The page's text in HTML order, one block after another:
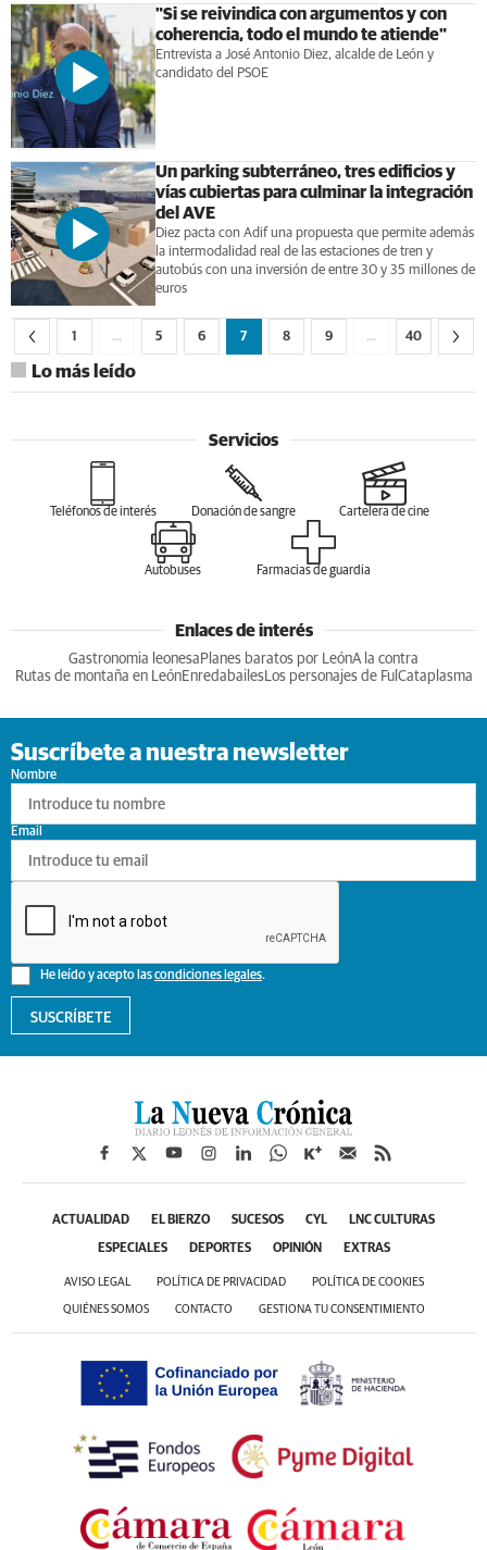
"Si se reivindica con argumentos y con
coherencia, todo el mundo te atiende"
Entrevista a José Antonio Diez, alcalde de León y
candidato del PSOE
Un parking subterráneo, tres edificios y
vías cubiertas para culminar la integración
del AVE
Diez pacta con Adif una propuesta que permite además
la intermodalidad real de las estaciones de tren y
autobús con una inversión de entre 30 y 35 millones de
euros
1 … 5 6 7 8 9 … 40
Lo más leído
Servicios
Teléfonos de interés Donación de sangre Cartelera de cine
Autobuses Farmacias de guardia
Enlaces de interés
Gastronomia leonesa Planes baratos por LeónA la contra
Rutas de montaña en LeónEnredabailesLos personajes de Ful Cataplasma
Suscríbete a nuestra newsletter
Nombre
He leído y acepto lascondiciones legales.
Email
SUSCRÍBETE
ACTUALIDAD EL BIERZO SUCESOS CYL LNC CULTURAS
ESPECIALES DEPORTES OPINIÓN EXTRAS
AVISO LEGAL POLÍTICA DE PRIVACIDAD POLÍTICA DE COOKIES
QUIÉNES SOMOS CONTACTO GESTIONA TU CONSENTIMIENTO